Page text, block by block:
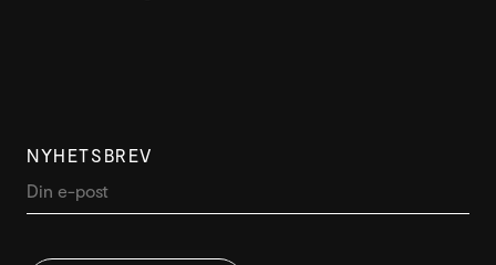
NYHETSBREV